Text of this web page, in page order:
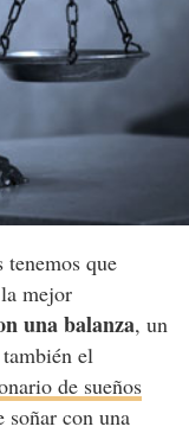
tenemos que
mejor
una balanza, un
el
de sueños
soñar con una